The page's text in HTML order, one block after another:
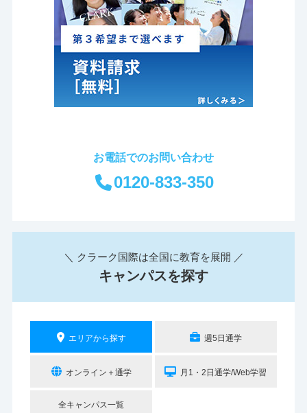
お電話でのお問い合わせ
0120-833-350
＼ クラーク国際は全国に教育を展開 ／
キャンパスを探す
エリアから探す 週5日通学
オンライン＋通学 月1・2日通学/Web学習
全キャンパス一覧